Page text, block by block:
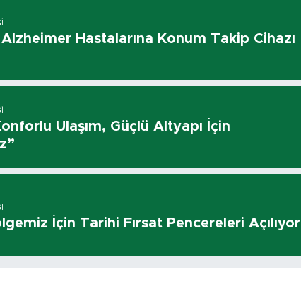
Hastalarına Konum Takip Cihazı
Ulaşım, Güçlü Altyapı İçin
İçin Tarihi Fırsat Pencereleri Açılıyor